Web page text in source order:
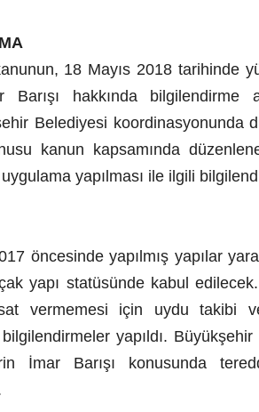
18 Mayıs 2018 tarihinde
hakkında bilgilendirme
Belediyesi koordinasyonunda
kanun kapsamında
yapılması ile ilgili
öncesinde yapılmış yapılar
yapı statüsünde kabul
vermemesi için uydu takibi
yapıldı.
İmar Barışı konusunda